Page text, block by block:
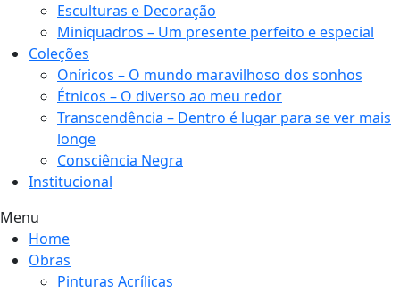
Esculturas e Decoração
Miniquadros – Um presente perfeito e especial
Coleções
Oníricos – O mundo maravilhoso dos sonhos
Étnicos – O diverso ao meu redor
Transcendência – Dentro é lugar para se ver mais
longe
Consciência Negra
Institucional
Menu
Home
Obras
Pinturas Acrílicas